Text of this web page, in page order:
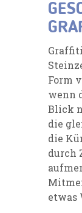
Form
wenn
Blick
die
die
durch
etwas